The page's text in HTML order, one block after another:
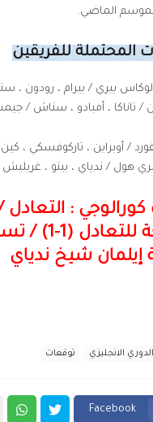
الماضي.
المحتملة للفريقين
بيري / بيرام ، رودون ،
تاناكا ، أمبادو ، ستاش /
/ أوبراين ، تاركوفسكي ،
هول / ندياي ، بيتو ، غريليش
: التعادل
(1-1) /
شيخ ندياي
الدوري الانجليزي توقعات
Facebook